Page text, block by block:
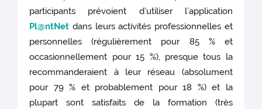
participants prévoient d’utiliser l’application
Pl@ntNet dans leurs activités professionnelles et
personnelles (régulièrement pour 85 % et
occasionnellement pour 15 %), presque tous la
recommanderaient à leur réseau (absolument
pour 79 % et probablement pour 18 %) et la
plupart sont satisfaits de la formation (très